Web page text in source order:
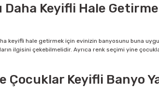
Daha Keyifli Hale
keyifli hale getirmek için evinizin banyosunu buna
ilgisini çekebilmelidir. Ayrıca renk seçimi yine
Çocuklar Keyifli Banyo